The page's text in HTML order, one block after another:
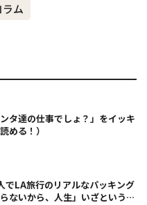
ム
タ達の仕事でしょ？」をイッキ
める！）
でLA旅行のリアルなパッキング
ないから、人生」いざというと